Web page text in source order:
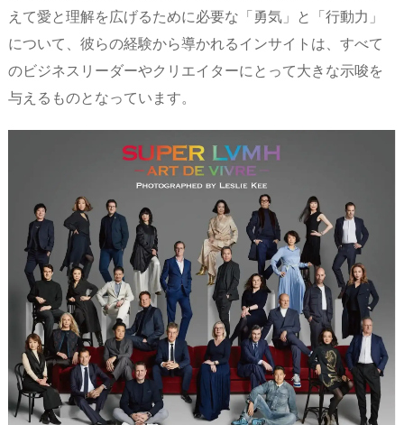
えて愛と理解を広げるために必要な「勇気」と「行動力」
について、彼らの経験から導かれるインサイトは、すべて
のビジネスリーダーやクリエイターにとって大きな示唆を
与えるものとなっています。